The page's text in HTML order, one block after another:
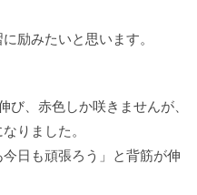
励みたいと思います。
び、赤色しか咲きませんが、
りました。
日も頑張ろう」と背筋が伸